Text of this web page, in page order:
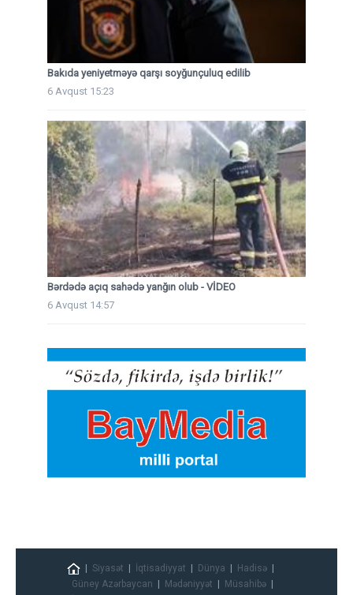
Bakıda yeniyetməyə qarşı soyğunçuluq edilib
6 Avqust 15:23
Bərdədə açıq sahədə yanğın olub - VİDEO
6 Avqust 14:57
Siyasət İqtisadiyyat Dünya
Hadisə
Güney Azərbaycan
Mədəniyyət
Müsahibə